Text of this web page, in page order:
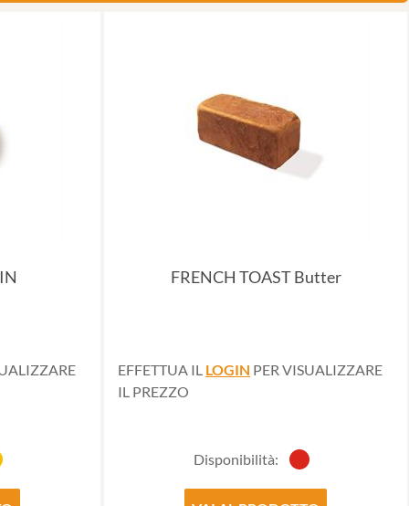
FRENCH TOAST Butter
EFFETTUA IL LOGIN PER VISUALIZZARE
IL PREZZO
Disponibilità: